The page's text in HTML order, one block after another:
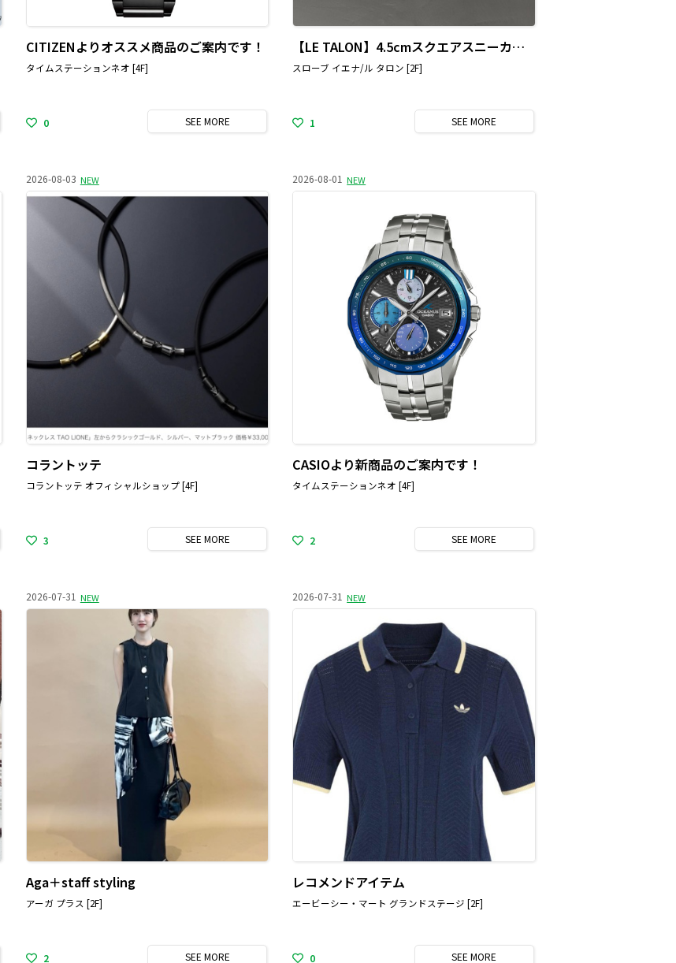
CITIZENよりオススメ商品のご案内です！
タイムステーションネオ [4F]
0 SEE MORE
【LE TALON】4.5cmスクエアスニーカーミュール
スローブ イエナ/ル タロン [2F]
1 SEEMORE
2026-08-03 NEW
コラントッテ
コラントッテ オフィシャルショップ [4F]
3 SEE MORE
2026-08-01 NEW
CASIOより新商品のご案内です！
タイムステーションネオ [4F]
2 SEEMORE
2026-07-31 NEW
Aga＋staff styling
アーガ プラス [2F]
2 SEE MORE
2026-07-31 NEW
レコメンドアイテム
エービーシー・マート グランドステージ [2F]
0 SEEMORE